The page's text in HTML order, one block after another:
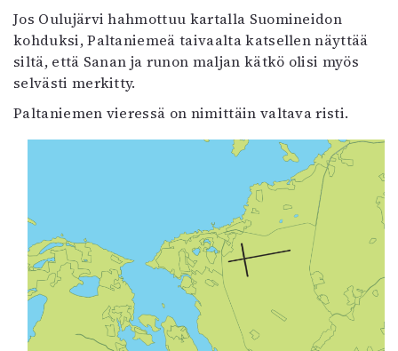
Jos Oulujärvi hahmottuu kartalla Suomineidon
kohduksi, Paltaniemeä taivaalta katsellen näyttää
siltä, että Sanan ja runon maljan kätkö olisi myös
selvästi merkitty.
Paltaniemen vieressä on nimittäin valtava risti.